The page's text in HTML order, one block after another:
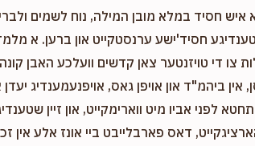
חסיד במלא מובן המילה, נוח לשמים
חסיד'ישע ערנסטקייט און ברען. א
צו די טויזנטער צאן קדשים וועלכע האבן קונה
ביהמ"ד און אויפן גאס, אויפנעמענדיג יעדן
לפני אביו מיט ווארימקייט, און זיין
דאס פארבלייבט ביי אונז אלע אין